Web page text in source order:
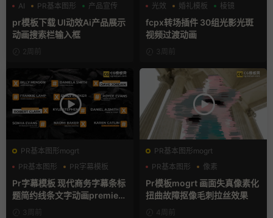
AI
PR基本图形 产品宣传
pr模板下载 UI动效Ai产品展示
动画搜索栏输入框
2周前
光效
婚礼模板 棱镜
fcpx转场插件 30组光影光斑
视频过渡动画
3周前
PR基本图形mogrt
PR基本图形
PR字幕模板
商务模板
Pr字幕模板 现代商务字幕条标
题简约线条文字动画premiere
模板3周前
PR基本图形mogrt
PR基本图形
像素
故障特效
Pr模板mogrt 画面失真像素化
扭曲故障抠像毛刺拉丝效果
4周前